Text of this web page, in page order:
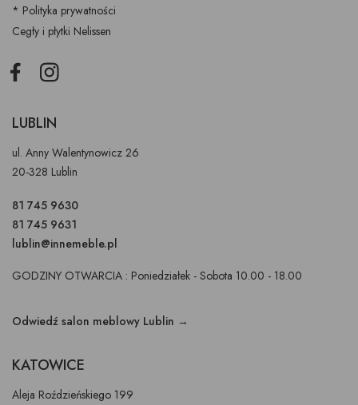
* Polityka prywatności
Cegły i płytki Nelissen
FacebookInstagram
LUBLIN
ul. Anny Walentynowicz 26
20-328 Lublin
81 745 9630
81 745 9631
lublin@innemeble.pl
GODZINY OTWARCIA : Poniedziałek - Sobota 10.00 - 18.00
Odwiedź salon meblowy Lublin →
KATOWICE
Aleja Roździeńskiego 199